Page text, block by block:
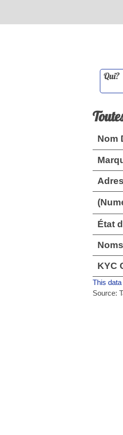
Qui?
Nom
État
KYC
This
Source: